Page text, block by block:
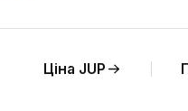
Ціна JUP